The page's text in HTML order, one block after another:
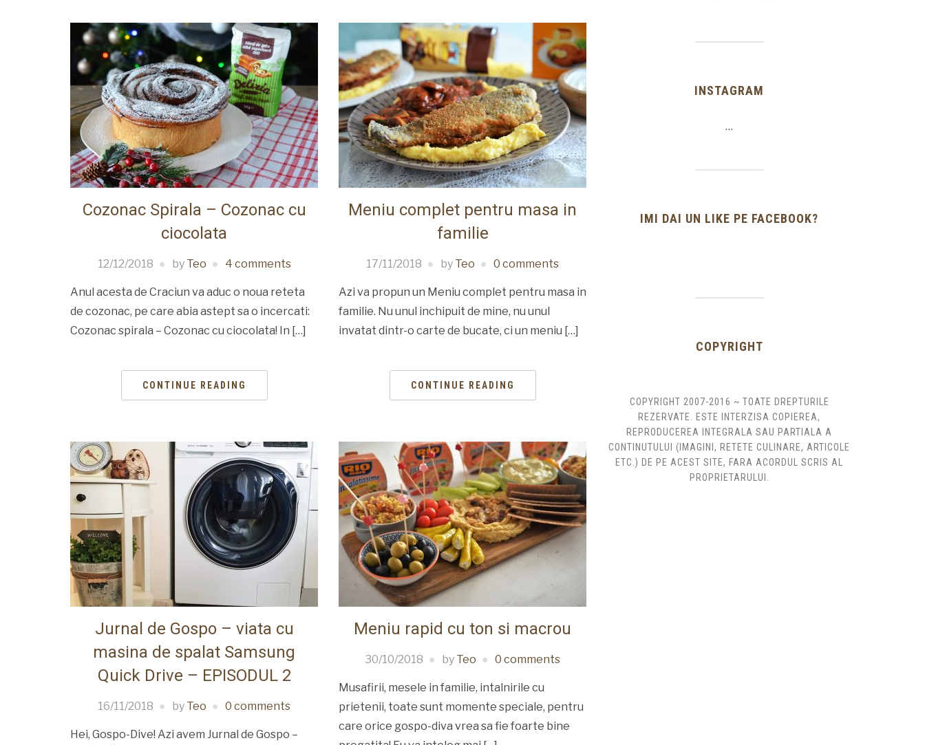
Cozonac Spirala – Cozonac cu
ciocolata
12/12/2018 by Teo 4 comments
Anul acesta de Craciun va aduc o noua reteta
de cozonac, pe care abia astept sa o incercati:
Cozonac spirala – Cozonac cu ciocolata! In […]
CONTINUE READING
Meniu complet pentru masa in
familie
17/11/2018 by Teo 0 comments
Azi va propun un Meniu complet pentru masa in
familie. Nu unul inchipuit de mine, nu unul
invatat dintr-o carte de bucate, ci un meniu […]
CONTINUE READING
Jurnal de Gospo – viata cu
masina de spalat Samsung
Quick Drive – EPISODUL 2
16/11/2018 by Teo 0 comments
Hei, Gospo-Dive! Azi avem Jurnal de Gospo –
Meniu rapid cu ton si macrou
30/10/2018 by Teo 0 comments
Musafirii, mesele in familie, intalnirile cu
prietenii, toate sunt momente speciale, pentru
care orice gospo-diva vrea sa fie foarte bine
INSTAGRAM
…
IMI DAI UN LIKE PE FACEBOOK?
COPYRIGHT
COPYRIGHT 2007-2016 ~ TOATE DREPTURILE
REZERVATE. ESTE INTERZISA COPIEREA,
REPRODUCEREA INTEGRALA SAU PARTIALA A
CONTINUTULUI (IMAGINI, RETETE CULINARE, ARTICOLE
ETC.) DE PE ACEST SITE, FARA ACORDUL SCRIS AL
PROPRIETARULUI.